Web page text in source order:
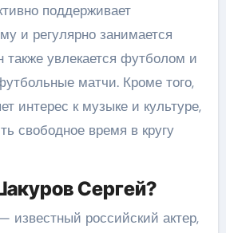
поддерживает
и регулярно занимается
также увлекается футболом и
матчи. Кроме того,
интерес к музыке и культуре,
свободное время в кругу
Сергей?
известный российский актер,